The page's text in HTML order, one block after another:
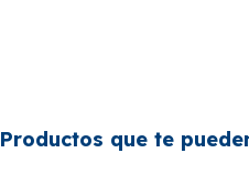
Productos que te